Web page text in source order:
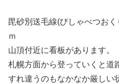
毘砂別送毛線(びしゃべつお
ｍ
山頂付近に看板があります。
札幌方面から登っていくと道
すれ違うのもなかなか厳しい